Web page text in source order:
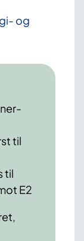
og
til
til
E2